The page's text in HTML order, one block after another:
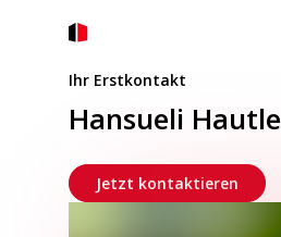
Ihr Erstkontakt
Hansueli Hautle
Jetzt kontaktieren